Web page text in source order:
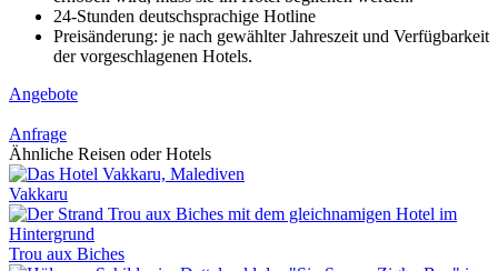
24-Stunden deutschsprachige Hotline
Preisänderung: je nach gewählter Jahreszeit und Verfügbarkeit
der vorgeschlagenen Hotels.
Angebote
Anfrage
Ähnliche Reisen oder Hotels
Vakkaru
Trou aux Biches